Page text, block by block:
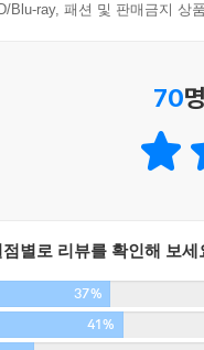
, 필란드, 스웨덴, 체코,
견이 주효한 것이다.
있기는 하지만 결국
못한 일을 만날 때마다
’은 좋은 제목이 아니에
Blu-ray, 패션 및 판매금지 상
70
점별로 리뷰를 확인해 보세
37%
41%